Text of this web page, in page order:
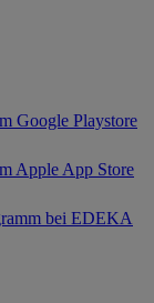
Google Playstore
Apple App Store
bei EDEKA